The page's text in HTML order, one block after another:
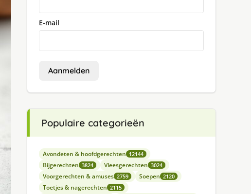
E-mail
Aanmelden
Populaire categorieën
Avondeten & hoofdgerechten 12144
Bijgerechten 3824 Vleesgerechten 3024
Voorgerechten & amuses 2759 Soepen 2120
Toetjes & nagerechten 2115